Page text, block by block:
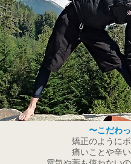
〜こだわ
矯正のように
痛いことや辛